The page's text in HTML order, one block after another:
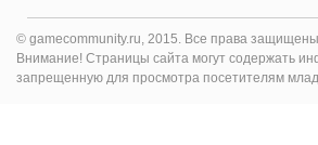
© gamecommunity.ru, 2015. Все права
Внимание! Страницы сайта могут содержать
запрещенную для просмотра посетителям